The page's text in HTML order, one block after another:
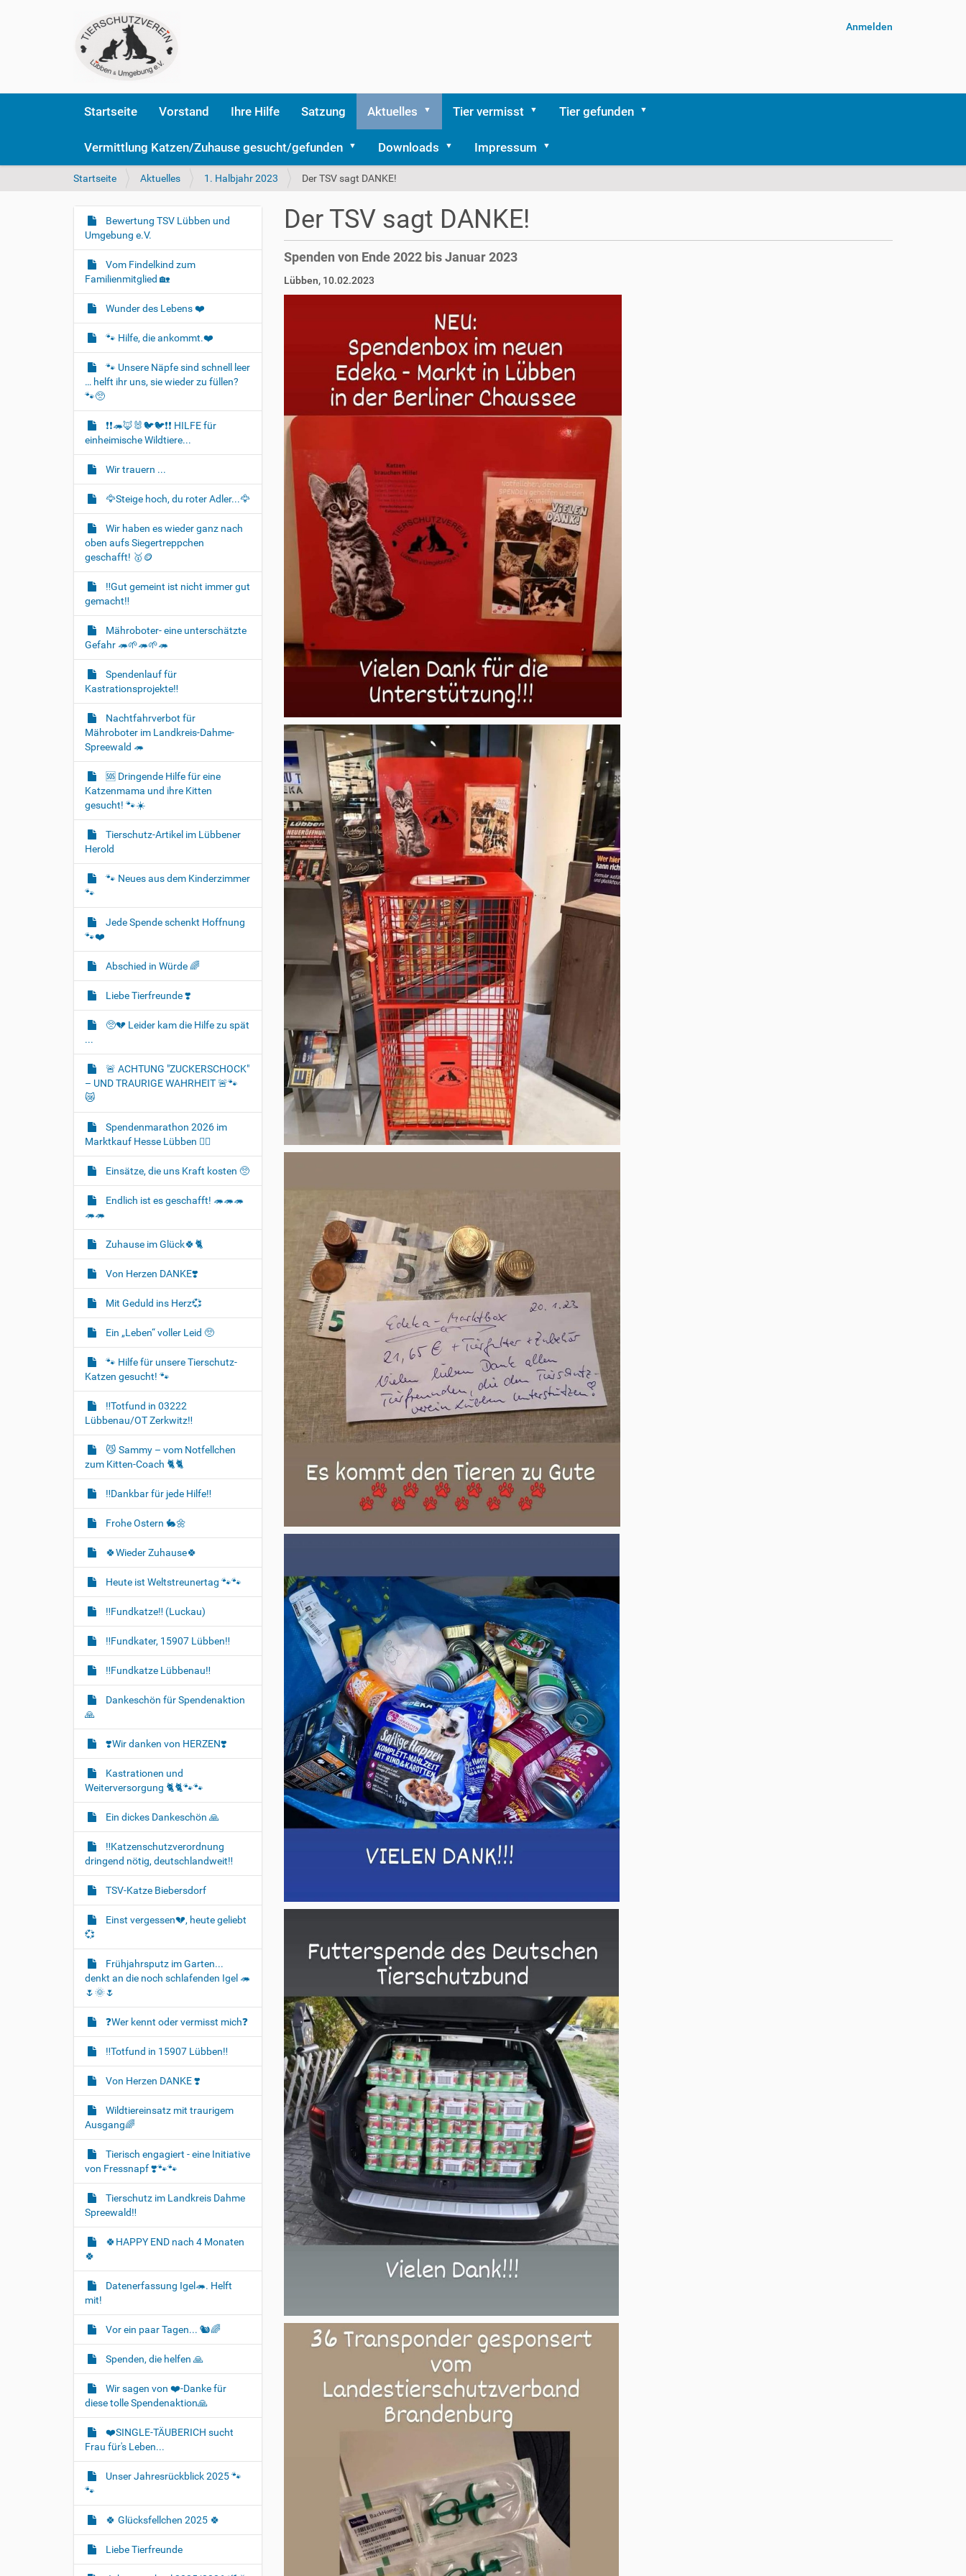
Anmelden
Startseite Vorstand Ihre Hilfe Satzung Aktuelles Tier vermisst Tier gefunden
Vermittlung Katzen/Zuhause gesucht/gefunden Downloads Impressum
S
e
n
i
r
Startseite Aktuelles 1. Halbjahr 2023 Der TSV sagt DANKE!
Der TSV sagt DANKE!
Spenden von Ende 2022 bis Januar 2023
Lübben, 10.02.2023
N
a
v
i
g
a
t
i
o
n
Bewertung TSV Lübben und
Umgebung e.V.
Vom Findelkind zum
Familienmitglied 🏡
Wunder des Lebens ❤️
🐾 Hilfe, die ankommt.❤️
🐾 Unsere Näpfe sind schnell leer
… helft ihr uns, sie wieder zu füllen?
🐾🥺
❗❗🦔🦊🐰🐦‍🐦❗❗ HILFE für
einheimische Wildtiere...
Wir trauern ...
🦅Steige hoch, du roter Adler...🦅
Wir haben es wieder ganz nach
oben aufs Siegertreppchen
geschafft! 🥇🪙
‼️Gut gemeint ist nicht immer gut
gemacht‼️
Mähroboter- eine unterschätzte
Gefahr 🦔🌱🦔🌱🦔
Spendenlauf für
Kastrationsprojekte‼️
Nachtfahrverbot für
Mähroboter im Landkreis-Dahme-
Spreewald 🦔
🆘️ Dringende Hilfe für eine
Katzenmama und ihre Kitten
gesucht! 🐾☀️
Tierschutz-Artikel im Lübbener
Herold
🐾 Neues aus dem Kinderzimmer
🐾
Jede Spende schenkt Hoffnung
🐾❤️
Abschied in Würde 🌈
Liebe Tierfreunde ❣️
🥺💔 Leider kam die Hilfe zu spät
...
🚨 ACHTUNG "ZUCKERSCHOCK"
– UND TRAURIGE WAHRHEIT 🚨🐾
😿
Spendenmarathon 2026 im
Marktkauf Hesse Lübben 👍🏻
Einsätze, die uns Kraft kosten 🥺
Endlich ist es geschafft! 🦔🦔🦔
🦔🦔
Zuhause im Glück🍀🐈‍
Von Herzen DANKE❣️
Mit Geduld ins Herz💞
Ein „Leben“ voller Leid 🥺
🐾 Hilfe für unsere Tierschutz-
Katzen gesucht! 🐾
‼️Totfund in 03222
Lübbenau/OT Zerkwitz‼️
😼 Sammy – vom Notfellchen
zum Kitten-Coach 🐈🐈‍
‼️Dankbar für jede Hilfe‼️
Frohe Ostern 🐇🌼
🍀Wieder Zuhause🍀
Heute ist Weltstreunertag 🐾🐾
‼️Fundkatze‼️ (Luckau)
‼️Fundkater, 15907 Lübben‼️
‼️Fundkatze Lübbenau‼️
Dankeschön für Spendenaktion
🙏
❣️Wir danken von HERZEN❣️
Kastrationen und
Weiterversorgung 🐈‍🐈🐾🐾
Ein dickes Dankeschön 🙏
‼️Katzenschutzverordnung
dringend nötig, deutschlandweit‼️
TSV-Katze Biebersdorf
Einst vergessen💔, heute geliebt
💞
Frühjahrsputz im Garten...
denkt an die noch schlafenden Igel 🦔
🌷🌞🌷
❓️Wer kennt oder vermisst mich❓️
‼️Totfund in 15907 Lübben‼️
Von Herzen DANKE ❣️
Wildtiereinsatz mit traurigem
Ausgang🌈
Tierisch engagiert - eine Initiative
von Fressnapf ❣️🐾🐾
Tierschutz im Landkreis Dahme
Spreewald‼️
🍀HAPPY END nach 4 Monaten
🍀
Datenerfassung Igel🦔. Helft
mit!
Vor ein paar Tagen... 🐿🌈
Spenden, die helfen 🙏
Wir sagen von ❤️-Danke für
diese tolle Spendenaktion🙏
❤️SINGLE-TÄUBERICH sucht
Frau für's Leben...
Unser Jahresrückblick 2025 🐾
🐾
🍀 Glücksfellchen 2025 🍀
Liebe Tierfreunde